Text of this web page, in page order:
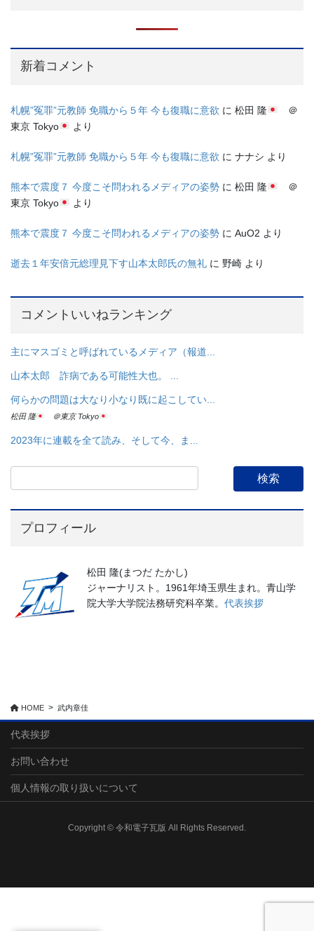
新着コメント
札幌”冤罪”元教師 免職から５年 今も復職に意欲 に 松田 隆
＠
東京 Tokyo
より
札幌”冤罪”元教師 免職から５年 今も復職に意欲 に ナナシ より
熊本で震度７ 今度こそ問われるメディアの姿勢 に 松田 隆
＠
東京 Tokyo
より
熊本で震度７ 今度こそ問われるメディアの姿勢 に AuO2 より
逝去１年安倍元総理見下す山本太郎氏の無礼 に 野崎 より
コメントいいねランキング
主にマスゴミと呼ばれているメディア（報道...
山本太郎 詐病である可能性大也。 ...
何らかの問題は大なり小なり既に起こしてい...
松田 隆 ＠東京 Tokyo
2023年に連載を全て読み、そして今、ま...
プロフィール
松田 隆(まつだ たかし)
ジャーナリスト。1961年埼玉県生まれ。青山学
院大学大学院法務研究科卒業。 代表挨拶
HOME 武内章佳
代表挨拶
お問い合わせ
個人情報の取り扱いについて
Copyright © 令和電子瓦版 All Rights Reserved.